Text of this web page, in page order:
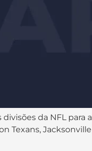
da NFL para a
Texans, Jacksonville